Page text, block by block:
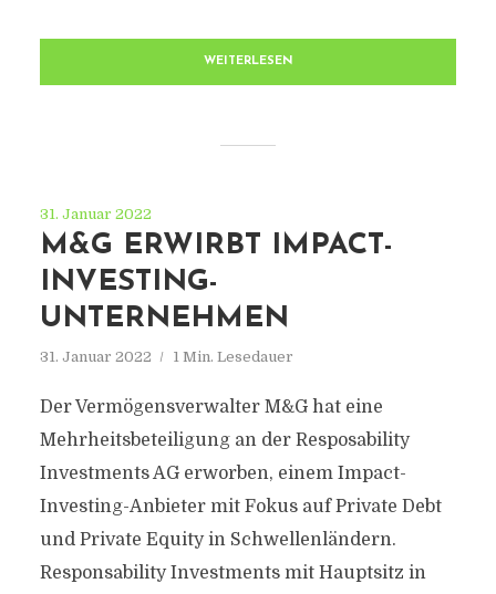
WEITERLESEN
31. Januar 2022
M&G ERWIRBT IMPACT-
INVESTING-
UNTERNEHMEN
31. Januar 2022 1 Min. Lesedauer
Der Vermögensverwalter M&G hat eine
Mehrheitsbeteiligung an der Resposability
Investments AG erworben, einem Impact-
Investing-Anbieter mit Fokus auf Private Debt
und Private Equity in Schwellenländern.
Responsability Investments mit Hauptsitz in